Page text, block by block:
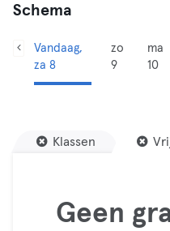
Schema
Vandaag,
za 8
zo
9
ma
10
Klassen
Geen